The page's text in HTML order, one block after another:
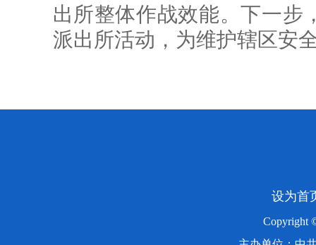
出所整体作战效能。下一步
派出所活动，为维护辖区安
设为首
Copyright